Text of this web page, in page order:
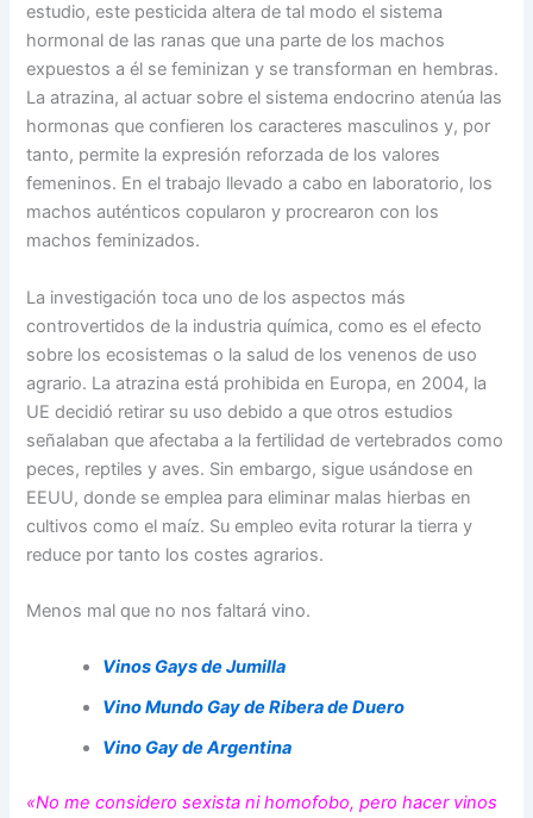
estudio, este pesticida altera de tal modo el sistema
hormonal de las ranas que una parte de los machos
expuestos a él se feminizan y se transforman en hembras.
La atrazina, al actuar sobre el sistema endocrino atenúa las
hormonas que confieren los caracteres masculinos y, por
tanto, permite la expresión reforzada de los valores
femeninos. En el trabajo llevado a cabo en laboratorio, los
machos auténticos copularon y procrearon con los
machos feminizados.
La investigación toca uno de los aspectos más
controvertidos de la industria química, como es el efecto
sobre los ecosistemas o la salud de los venenos de uso
agrario. La atrazina está prohibida en Europa, en 2004, la
UE decidió retirar su uso debido a que otros estudios
señalaban que afectaba a la fertilidad de vertebrados como
peces, reptiles y aves. Sin embargo, sigue usándose en
EEUU, donde se emplea para eliminar malas hierbas en
cultivos como el maíz. Su empleo evita roturar la tierra y
reduce por tanto los costes agrarios.
Menos mal que no nos faltará vino.
Vinos Gays de Jumilla
VinoMundo Gay de Ribera de Duero
Vino Gay de Argentina
«No me considero sexista ni homofobo, pero hacer vinos